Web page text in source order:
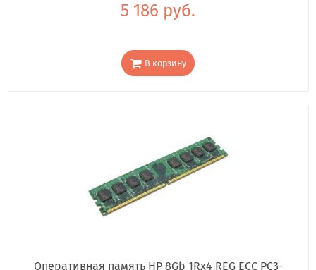
5 186 руб.
В корзину
Оперативная память HP 8Gb 1Rx4 REG ECC PC3-